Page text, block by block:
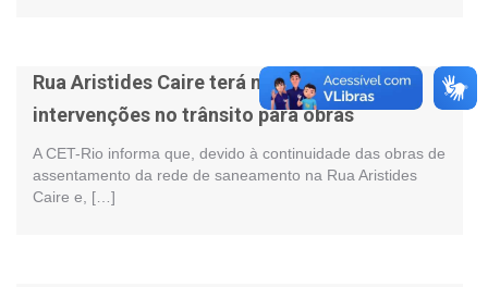
Rua Aristides Caire terá nova etapa de
intervenções no trânsito para obras
A CET-Rio informa que, devido à continuidade das obras de
assentamento da rede de saneamento na Rua Aristides
Caire e, […]